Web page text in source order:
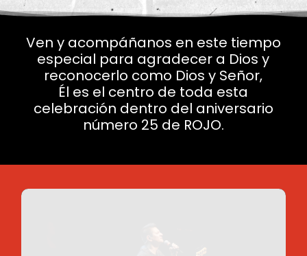
Ven y acompáñanos en este tiempo
especial para agradecer a Dios y
reconocerlo como Dios y Señor,
Él es el centro de toda esta
celebración dentro del aniversario
número 25 de ROJO.